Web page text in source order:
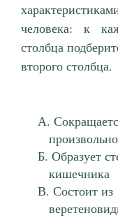
человека: к
столбца
второго столбца.
произвольно
Образует
кишечника
Состоит из